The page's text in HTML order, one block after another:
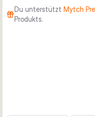
Du unterstützt Mytch
Produkts.